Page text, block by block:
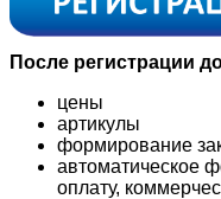
После регистрации
цены
артикулы
формирование
автоматическое
оплату,